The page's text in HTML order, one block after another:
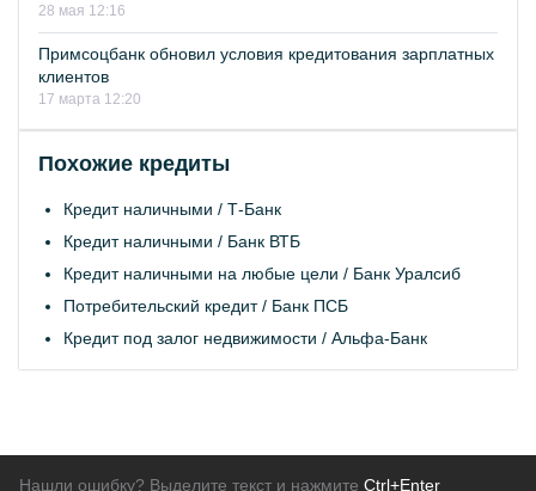
28 мая 12:16
Примсоцбанк обновил условия кредитования зарплатных
клиентов
17 марта 12:20
Похожие кредиты
Кредит наличными / Т-Банк
Кредит наличными / Банк ВТБ
Кредит наличными на любые цели / Банк Уралсиб
Потребительский кредит / Банк ПСБ
Кредит под залог недвижимости / Альфа-Банк
Нашли ошибку? Выделите текст и нажмите Ctrl+Enter